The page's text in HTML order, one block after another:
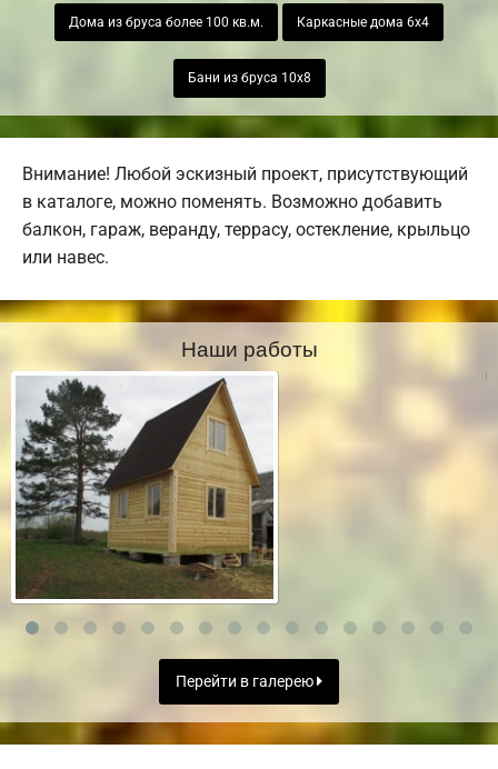
Дома из бруса более 100 кв.м. Каркасные дома 6х4
Бани из бруса 10х8
Внимание! Любой эскизный проект, присутствующий
в каталоге, можно поменять. Возможно добавить
балкон, гараж, веранду, террасу, остекление, крыльцо
или навес.
Наши работы
Перейти в галерею